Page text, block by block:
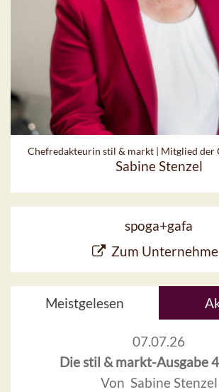
Chefredakteurin stil & markt | Mitglied der
Sabine Stenzel
spoga+gafa
Zum
Meistgelesen
07.07.26
Die stil & markt-Ausgabe
Von Sabine Stenzel